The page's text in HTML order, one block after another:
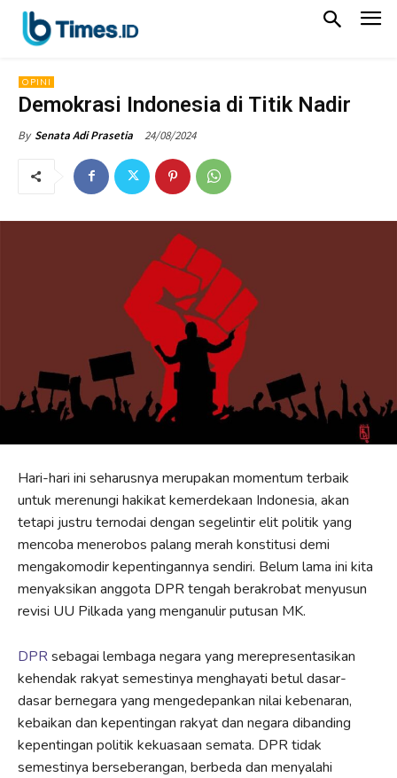
OPINI
Demokrasi Indonesia di Titik Nadir
By Senata Adi Prasetia 24/08/2024
Hari-hari ini seharusnya merupakan momentum terbaik
untuk merenungi hakikat kemerdekaan Indonesia, akan
tetapi justru ternodai dengan segelintir elit politik yang
mencoba menerobos palang merah konstitusi demi
mengakomodir kepentingannya sendiri. Belum lama ini kita
menyaksikan anggota DPR tengah berakrobat menyusun
revisi UU Pilkada yang menganulir putusan MK.
DPRsebagai lembaga negara yang merepresentasikan
kehendak rakyat semestinya menghayati betul dasar-
dasar bernegara yang mengedepankan nilai kebenaran,
kebaikan dan kepentingan rakyat dan negara dibanding
kepentingan politik kekuasaan semata. DPR tidak
semestinya berseberangan, berbeda dan menyalahi